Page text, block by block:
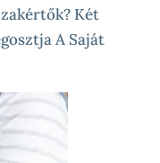
Két
A Saját